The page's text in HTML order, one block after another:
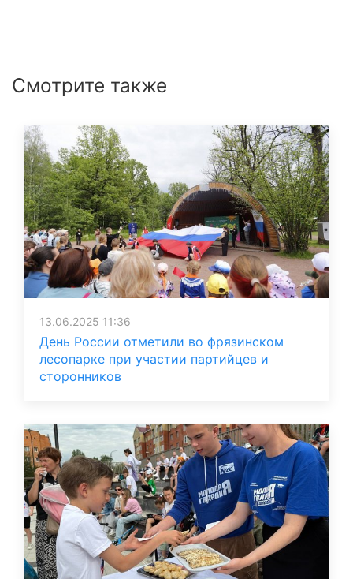
Смотрите также
13.06.2025 11:36
День России отметили во фрязинском
лесопарке при участии партийцев и
сторонников